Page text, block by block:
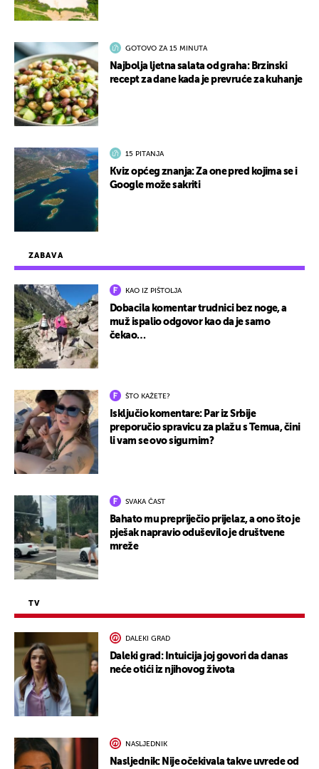
ZABAVA
KAO IZ PIŠTOLJA
Dobacila komentar trudnici bez noge, a
muž ispalio odgovor kao da je samo
čekao…
ŠTO KAŽETE?
Isključio komentare: Par iz Srbije
preporučio spravicu za plažu s Temua, čini
li vam se ovo sigurnim?
SVAKA ČAST
Bahato mu prepriječio prijelaz, a ono što je
pješak napravio oduševilo je društvene
mreže
TV
DALEKI GRAD
Daleki grad: Intuicija joj govori da danas
neće otići iz njihovog života
NASLJEDNIK
Nasljednik: Nije očekivala takve uvrede od
GOTOVO ZA 15 MINUTA
Najbolja ljetna salata od graha: Brzinski
recept za dane kada je prevruće za kuhanje
15 PITANJA
Kviz općeg znanja: Za one pred kojima se i
Google može sakriti